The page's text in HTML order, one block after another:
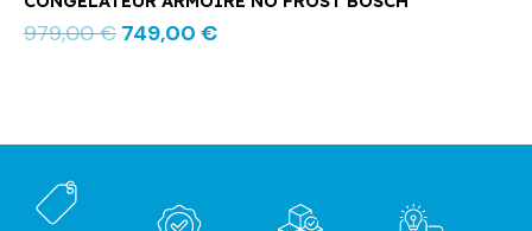
979,00€ 749,00 €